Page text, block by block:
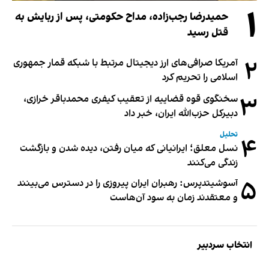
۱
حمیدرضا رجب‌زاده، مداح حکومتی، پس از ربایش به
قتل رسید
۲ آمریکا صرافی‌های ارز دیجیتال مرتبط با شبکه قمار جمهوری
اسلامی را تحریم کرد
۳سخنگوی قوه قضاییه از تعقیب کیفری محمدباقر خرازی،
دبیر‌کل حزب‌الله ایران، خبر داد
۴ تحلیل
نسل معلق؛ ایرانیانی که میان رفتن، دیده شدن و بازگشت
زندگی می‌کنند
۵ آسوشیتدپرس: رهبران ایران پیروزی را در دسترس می‌بینند
و معتقدند زمان به سود آن‌هاست
انتخاب سردبیر